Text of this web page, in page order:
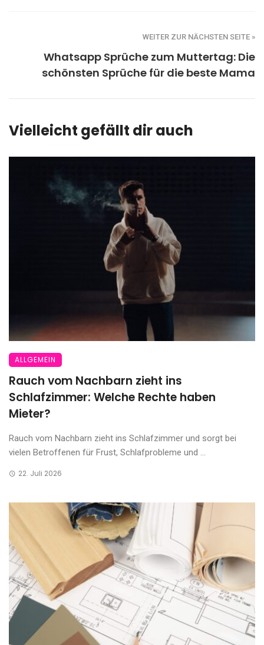
WEITER ZUR NÄCHSTEN SEITE »
Whatsapp Sprüche zum Muttertag: Die
schönsten Sprüche für die beste Mama
Vielleicht gefällt dir auch
ALLGEMEIN
Rauch vom Nachbarn zieht ins
Schlafzimmer: Welche Rechte haben
Mieter?
Rauch vom Nachbarn zieht ins Schlafzimmer und sorgt bei
vielen Betroffenen für Frust, Schlafprobleme und ...
22. Juli 2026